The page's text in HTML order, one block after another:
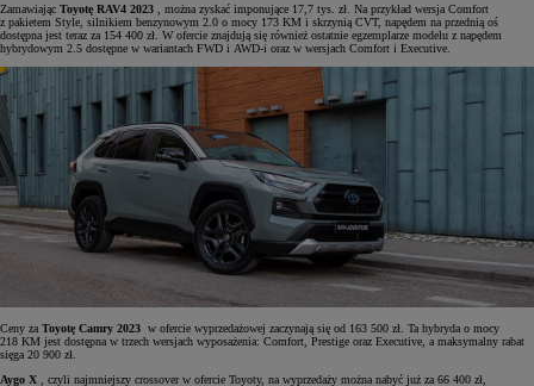
Zamawiając Toyotę RAV4 2023
, można zyskać imponujące 17,7 tys. zł. Na przykład wersja Comfort
z pakietem Style, silnikiem benzynowym 2.0 o mocy 173 KM i skrzynią CVT, napędem na przednią oś
dostępna jest teraz za 154 400 zł. W ofercie znajdują się również ostatnie egzemplarze modelu z napędem
hybrydowym 2.5 dostępne w wariantach FWD i AWD-i oraz w wersjach Comfort i Executive.
Ceny za Toyotę Camry 2023 w ofercie wyprzedażowej zaczynają się od 163 500 zł. Ta hybryda o mocy
218 KM jest dostępna w trzech wersjach wyposażenia: Comfort, Prestige oraz Executive, a maksymalny rabat
sięga 20 900 zł.
Aygo X
, czyli najmniejszy crossover w ofercie Toyoty, na wyprzedaży można nabyć już za 66 400 zł,